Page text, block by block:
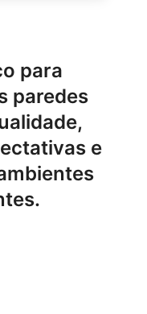
para
paredes
e